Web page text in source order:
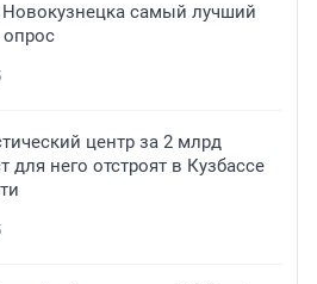
самый лучший
центр за 2 млрд
для него отстроят в Кузбассе